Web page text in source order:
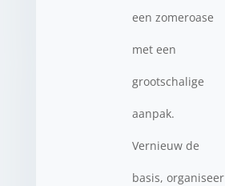
een zomeroase
met een
grootschalige
aanpak.
Vernieuw de
basis, organiseer